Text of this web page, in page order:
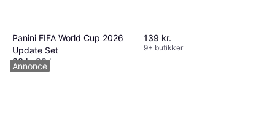
Panini FIFA World Cup 2026
Update Set
80 kr.90 kr.
9 butikker
139 kr.
9+ butikker
Annonce